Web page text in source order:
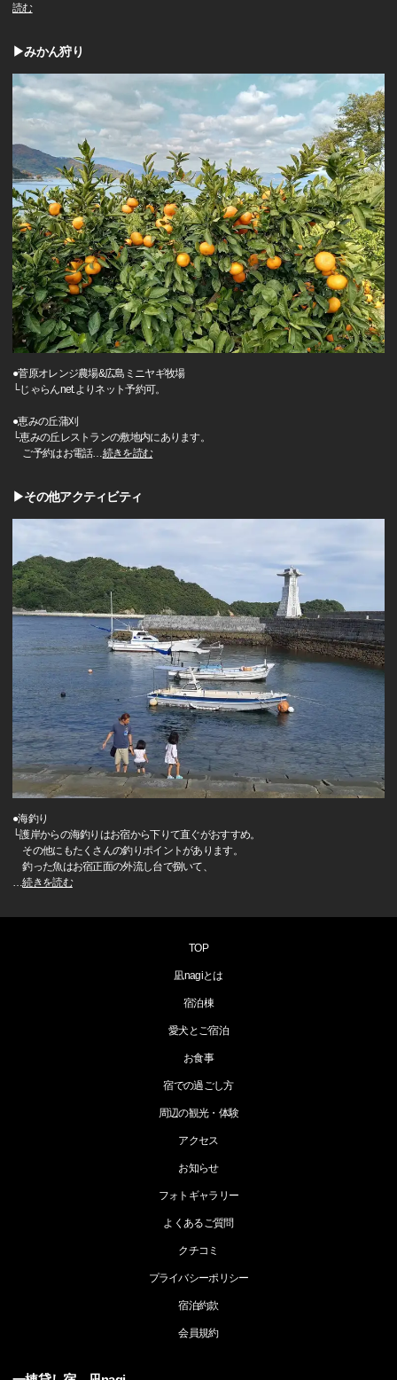
読む
▶みかん狩り
●菅原オレンジ農場&広島ミニヤギ牧場
└じゃらんnet.よりネット予約可。
●恵みの丘蒲刈
└恵みの丘レストランの敷地内にあります。
ご予約はお電話…続きを読む
▶その他アクティビティ
●海釣り
└護岸からの海釣りはお宿から下りて直ぐがおすすめ。
その他にもたくさんの釣りポイントがあります。
釣った魚はお宿正面の外流し台で捌いて、
…続きを読む
TOP
凪nagiとは
宿泊棟
愛犬とご宿泊
お食事
宿での過ごし方
周辺の観光・体験
アクセス
お知らせ
フォトギャラリー
よくあるご質問
クチコミ
プライバシーポリシー
宿泊約款
会員規約